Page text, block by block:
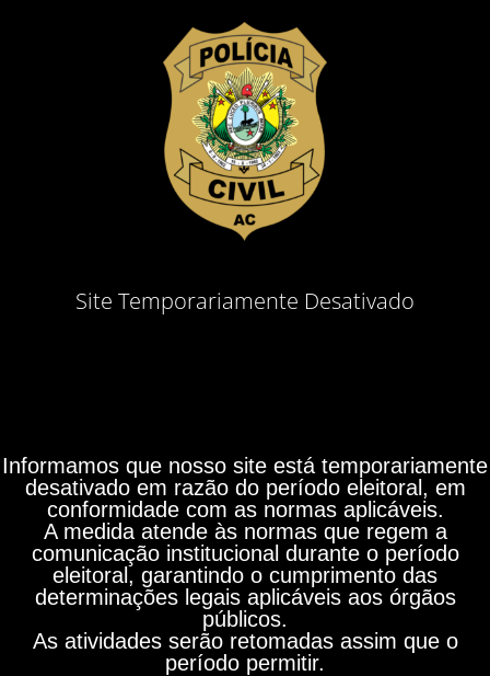
Site Temporariamente Desativado
Informamos que nosso site está temporariamente
desativado em razão do período eleitoral, em
conformidade com as normas aplicáveis.
A medida atende às normas que regem a
comunicação institucional durante o período
eleitoral, garantindo o cumprimento das
determinações legais aplicáveis aos órgãos
públicos.
As atividades serão retomadas assim que o
período permitir.